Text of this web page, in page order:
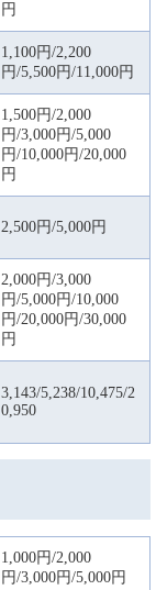
円
1,100円/2,200
円/5,500円/11,000円
1,500円/2,000
円/3,000円/5,000
円/10,000円/20,000
円
2,500円/5,000円
2,000円/3,000
円/5,000円/10,000
円/20,000円/30,000
円
3,143/5,238/10,475/2
0,950
1,000円/2,000
円/3,000円/5,000円